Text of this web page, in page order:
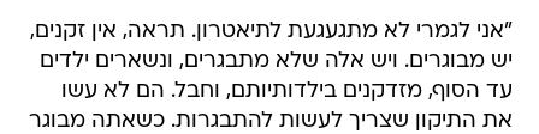
"אני לגמרי לא מתגעגעת לתיאטרון. תראה, אין זקנים,
יש מבוגרים. ויש אלה שלא מתבגרים, ונשארים ילדים
עד הסוף, מזדקנים בילדותיותם, וחבל. הם לא עשו
את התיקון שצריך לעשות להתבגרות. כשאתה מבוגר